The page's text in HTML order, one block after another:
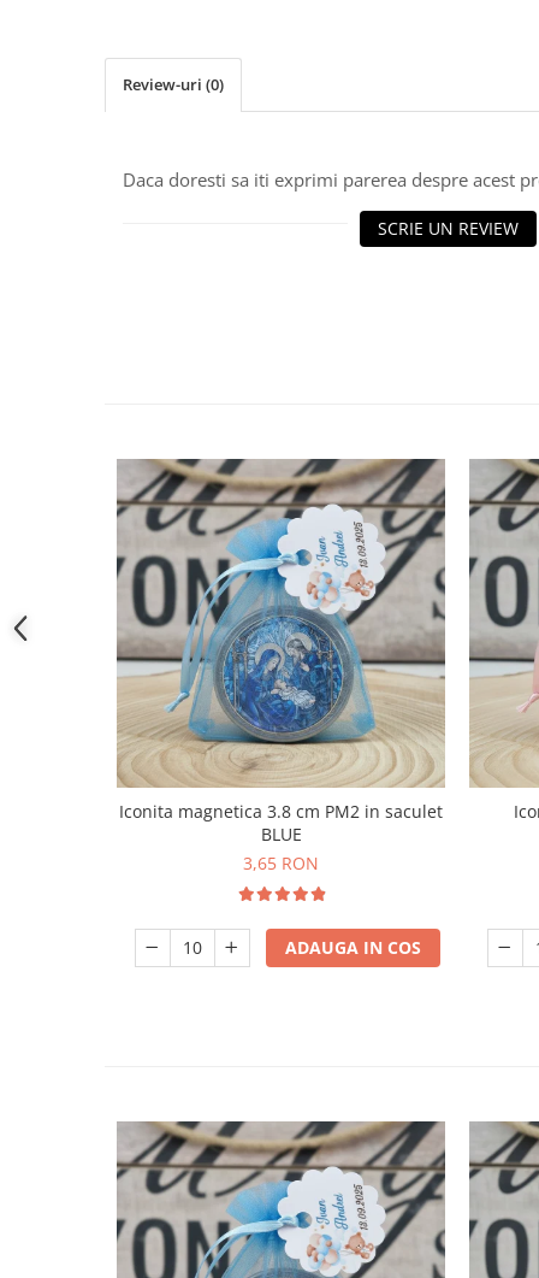
Review-uri (0)
Daca doresti sa iti exprimi parerea despre acest
SCRIE UN REVIEW
Iconita magnetica 3.8 cm PM2 in saculet
BLUE
3,65 RON
ADAUGA IN COS